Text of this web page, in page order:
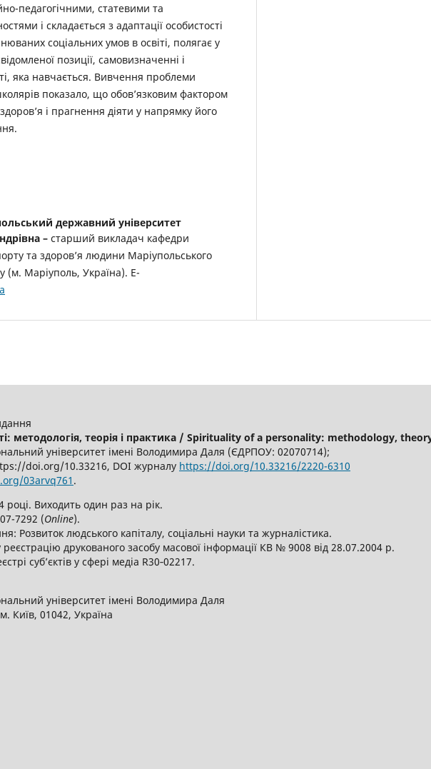
педагогічними, статевими та
і складається з адаптації особистості
соціальних умов в освіті, полягає у
позиції, самовизначенні і
яка навчається. Вивчення проблеми
показало, що обов’язковим фактором
і прагнення діяти у напрямку його
державний університет
– старший викладач кафедри
та здоров’я людини Маріупольського
(м. Маріуполь, Україна). E-
методологія, теорія і практика / Spirituality of a personality: methodology,
університет імені Володимира Даля (ЄДРПОУ: 02070714);
doi.org/10.33216, DOI журналу https://doi.org/10.33216/2220-6310
03arvq761 .
Виходить один раз на рік.
7292 (Online).
Розвиток людського капіталу, соціальні науки та журналістика.
друкованого засобу масової інформації КВ № 9008 від 28.07.2004 р.
суб’єктів у сфері медіа R30‑02217.
університет імені Володимира Даля
Київ, 01042, Україна